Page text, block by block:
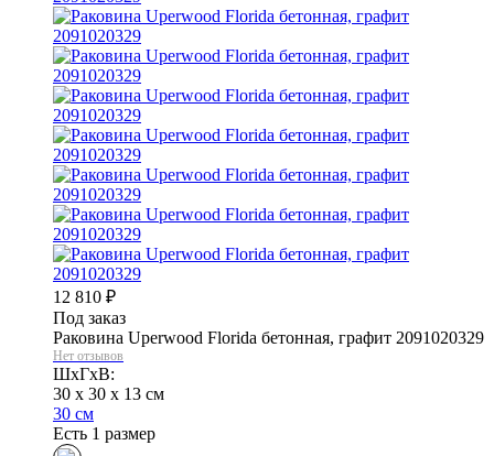
12 810 ₽
Под заказ
Раковина Uperwood Florida бетонная, графит 2091020329
Нет отзывов
ШхГхВ:
30 x 30 x 13 см
30 см
Есть 1 размер